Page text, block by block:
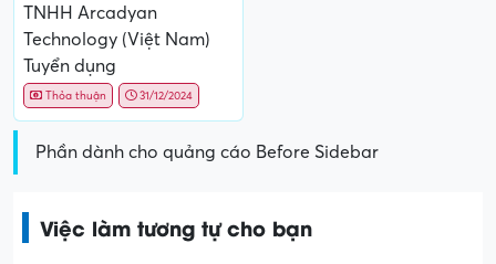
TNHH Arcadyan
Technology (Việt Nam)
Tuyển dụng
Thỏa thuận 31/12/2024
Phần dành cho quảng cáo Before Sidebar
Việc làm tương tự cho bạn